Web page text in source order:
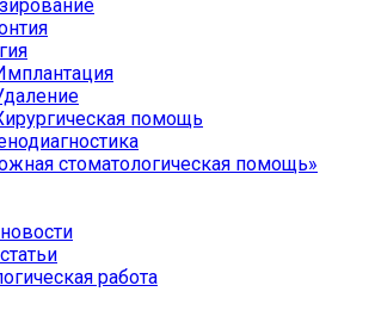
помощь
стоматологическая помощь»
работа